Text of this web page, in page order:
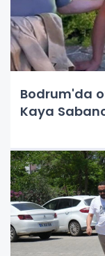
Bodrum'da
Kaya